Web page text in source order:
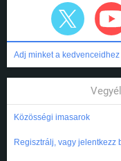
Adj minket a kedvenceidhez
Közösségi imasarok
Regisztrálj, vagy jelentkezz